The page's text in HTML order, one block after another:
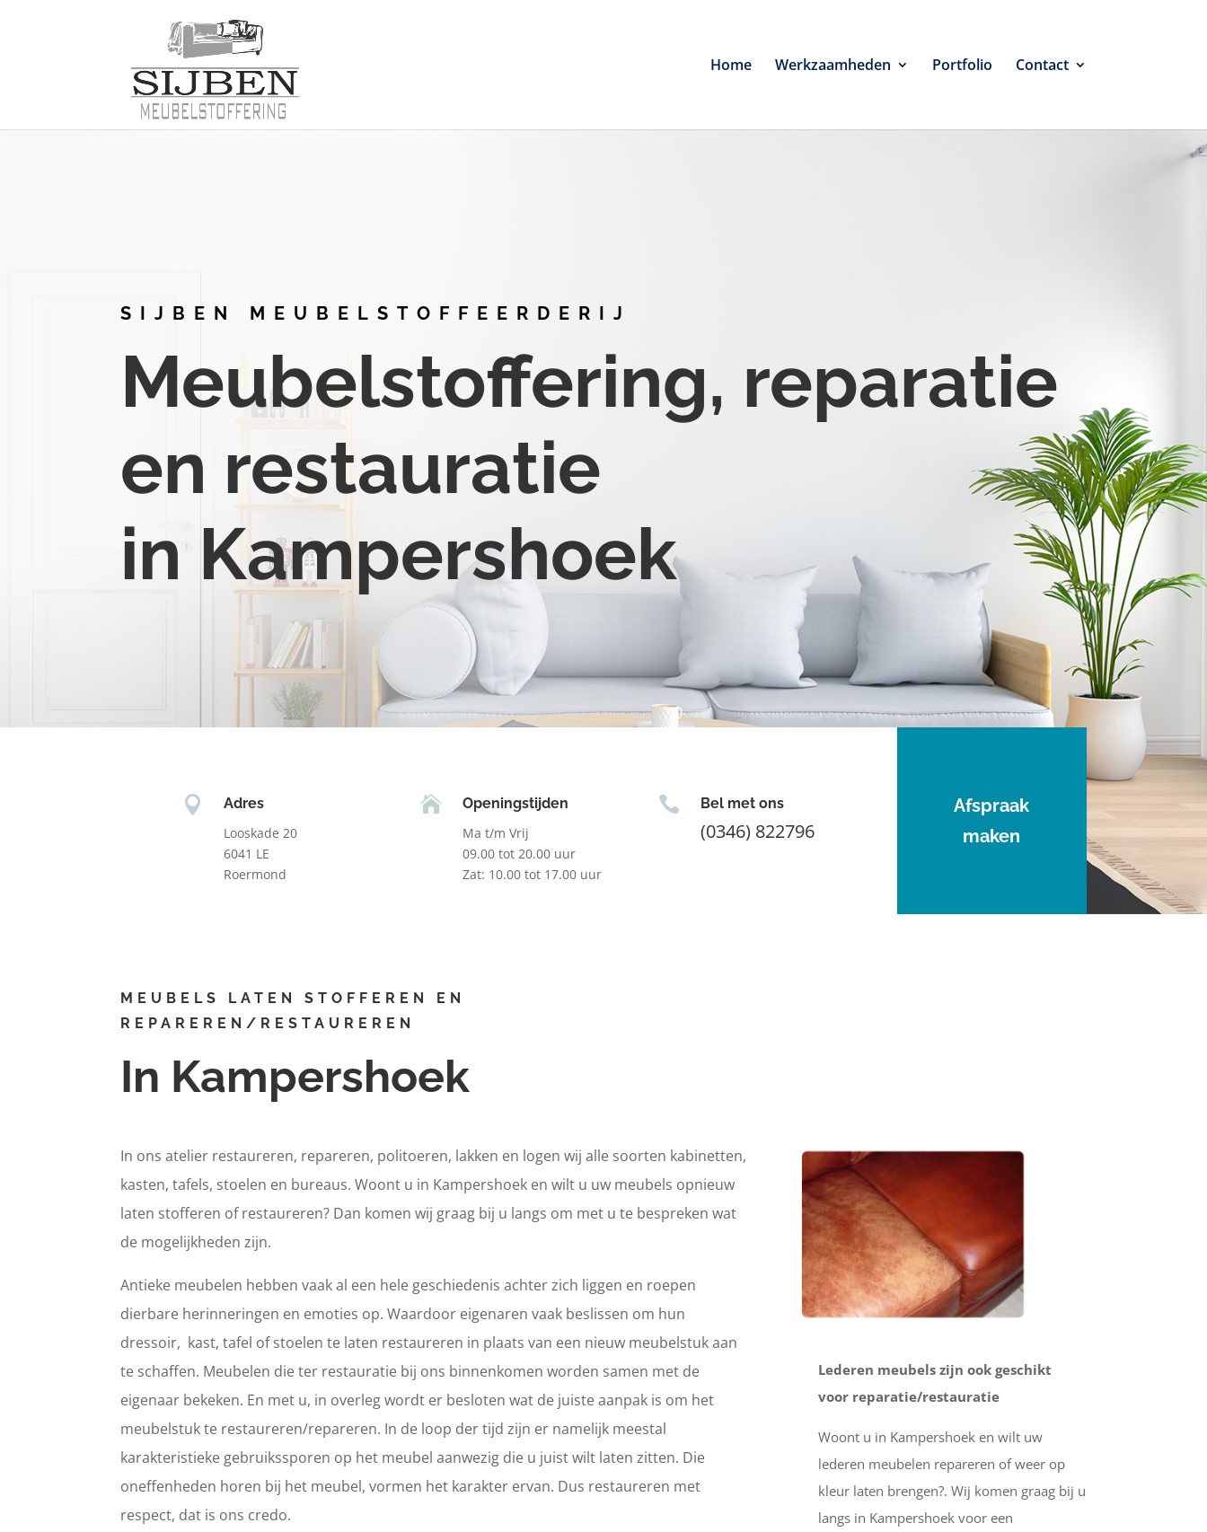
Home Werkzaamheden Portfolio Contact
SIJBEN MEUBELSTOFFEERDERIJ
Meubelstoffering, reparatie
en restauratie
in Kampershoek

Adres
Looskade 20
6041 LE
Roermond

Openingstijden
Ma t/m Vrij
09.00 tot 20.00 uur
Zat: 10.00 tot 17.00 uur
 Bel met ons
(0346) 822796
Afspraak
maken
MEUBELS LATEN STOFFEREN EN
REPAREREN/RESTAUREREN
In Kampershoek
In ons atelier restaureren, repareren, politoeren, lakken en logen wij alle soorten kabinetten,
kasten, tafels, stoelen en bureaus. Woont u in Kampershoek en wilt u uw meubels opnieuw
laten stofferen of restaureren? Dan komen wij graag bij u langs om met u te bespreken wat
de mogelijkheden zijn.
Antieke meubelen hebben vaak al een hele geschiedenis achter zich liggen en roepen
dierbare herinneringen en emoties op. Waardoor eigenaren vaak beslissen om hun
dressoir, kast, tafel of stoelen te laten restaureren in plaats van een nieuw meubelstuk aan
te schaffen. Meubelen die ter restauratie bij ons binnenkomen worden samen met de
eigenaar bekeken. En met u, in overleg wordt er besloten wat de juiste aanpak is om het
meubelstuk te restaureren/repareren. In de loop der tijd zijn er namelijk meestal
karakteristieke gebruikssporen op het meubel aanwezig die u juist wilt laten zitten. Die
oneffenheden horen bij het meubel, vormen het karakter ervan. Dus restaureren met
respect, dat is ons credo.
Lederen meubels zijn ook geschikt
voor reparatie/restauratie
Woont u in Kampershoek en wilt uw
lederen meubelen repareren of weer op
kleur laten brengen?. Wij komen graag bij u
langs in Kampershoek voor een